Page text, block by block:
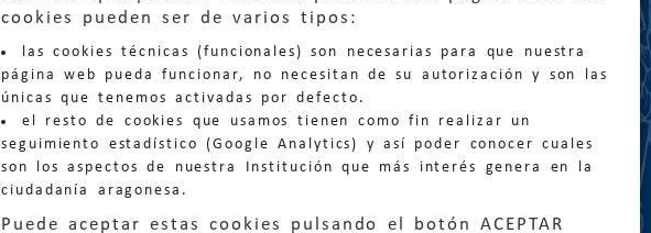
cookies pueden ser de varios tipos:
las cookies técnicas (funcionales) son necesarias para que nuestra
página web pueda funcionar, no necesitan de su autorización y son las
únicas que tenemos activadas por defecto.
el resto de cookies que usamos tienen como fin realizar un
seguimiento estadístico (Google Analytics) y así poder conocer cuales
son los aspectos de nuestra Institución que más interés genera en la
ciudadanía aragonesa.
Puede aceptar estas cookies pulsando el botón ACEPTAR
Quejas:quejas@eljusticiadearagon.es
Información general:
informacion@eljusticiadearagon.es
Teléfonos: 900 210 210/ 976 399 354